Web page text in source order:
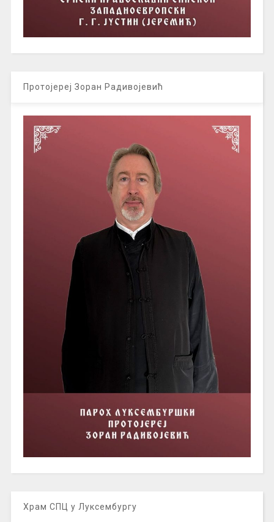
Протојереј Зоран Радивојевић
Храм СПЦ у Луксембургу